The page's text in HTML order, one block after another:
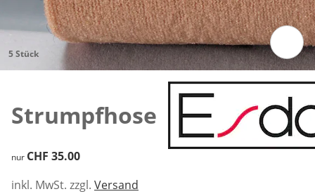
Zum Vergrössern auf das Bild klicken
5 Stück
Strumpfhose
CHF 35.00
nur CHF 35.00
inkl. MwSt. zzgl. Versand